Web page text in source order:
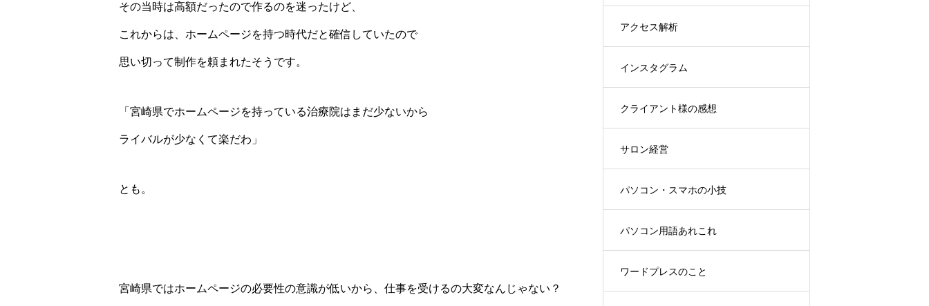
その当時は高額だったので作るのを迷ったけど、
これからは、ホームページを持つ時代だと確信していたので
思い切って制作を頼まれたそうです。
「宮崎県でホームページを持っている治療院はまだ少ないから
ライバルが少なくて楽だわ」
とも。
宮崎県ではホームページの必要性の意識が低いから、仕事を受けるの大変なんじゃない？
アクセス解析
インスタグラム
クライアント様の感想
サロン経営
パソコン・スマホの小技
パソコン用語あれこれ
ワードプレスのこと